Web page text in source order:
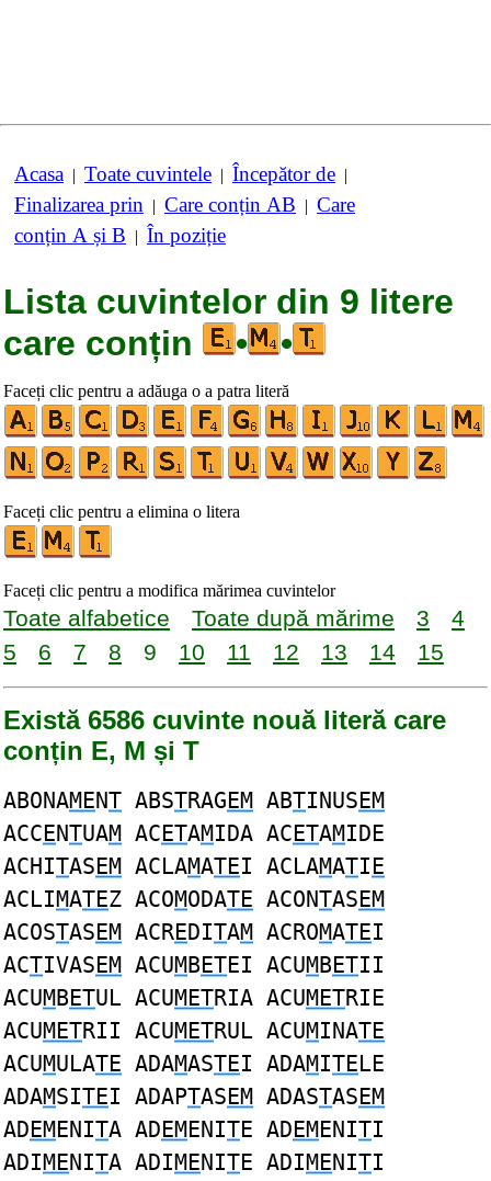
Acasa | Toate cuvintele | Începător de |
Finalizarea prin | Care conțin AB | Care
conțin A și B | În poziție
Lista cuvintelor din 9 litere
care conțin
• •
Faceți clic pentru a adăuga o a patra literă
Faceți clic pentru a elimina o litera
Faceți clic pentru a modifica mărimea cuvintelor
Toate alfabetice Toate după mărime 3
4
5
6 7 8 9 10 11 12 13 14 15
Există 6586 cuvinte nouă literă care
conțin E, M și T
ABONAMENT ABSTRAGEM ABTINUSEM
ACCENTUAM ACETAMIDA ACETAMIDE
ACHITASEM ACLAMATEI ACLAMATIE
ACLIMATEZ ACOMODATE ACONTASEM
ACOSTASEM ACREDITAM ACROMATEI
ACTIVASEM ACUMBETEI ACUMBETII
ACUMBETUL ACUMETRIA ACUMETRIE
ACUMETRII ACUMETRUL ACUMINATE
ACUMULATE ADAMASTEI ADAMITELE
ADAMSITEI ADAPTASEM ADASTASEM
ADEMENITA ADEMENITE ADEMENITI
ADIMENITA ADIMENITE ADIMENITI